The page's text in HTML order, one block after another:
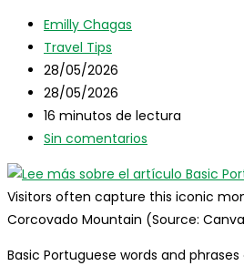
Autor
de
la
entrada:
Emilly Chagas
Categoría
de
la
entrada:
Travel Tips
Publicación
de
la
entrada:
28/05/2026
Última
modificación
de
entrada:
28/05/2026
Tiempo
de
16 minutos de lectura
Comentarios
la
entrada:
Sin comentarios
Visitors often capture this iconic
Corcovado Mountain (Source:
Basic Portuguese words and